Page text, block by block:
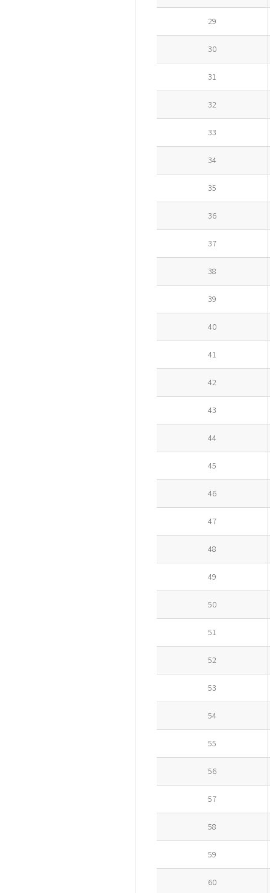
29
30
31
32
33
34
35
36
37
38
39
40
41
42
43
44
45
46
47
48
49
50
51
52
53
54
55
56
57
58
59
60